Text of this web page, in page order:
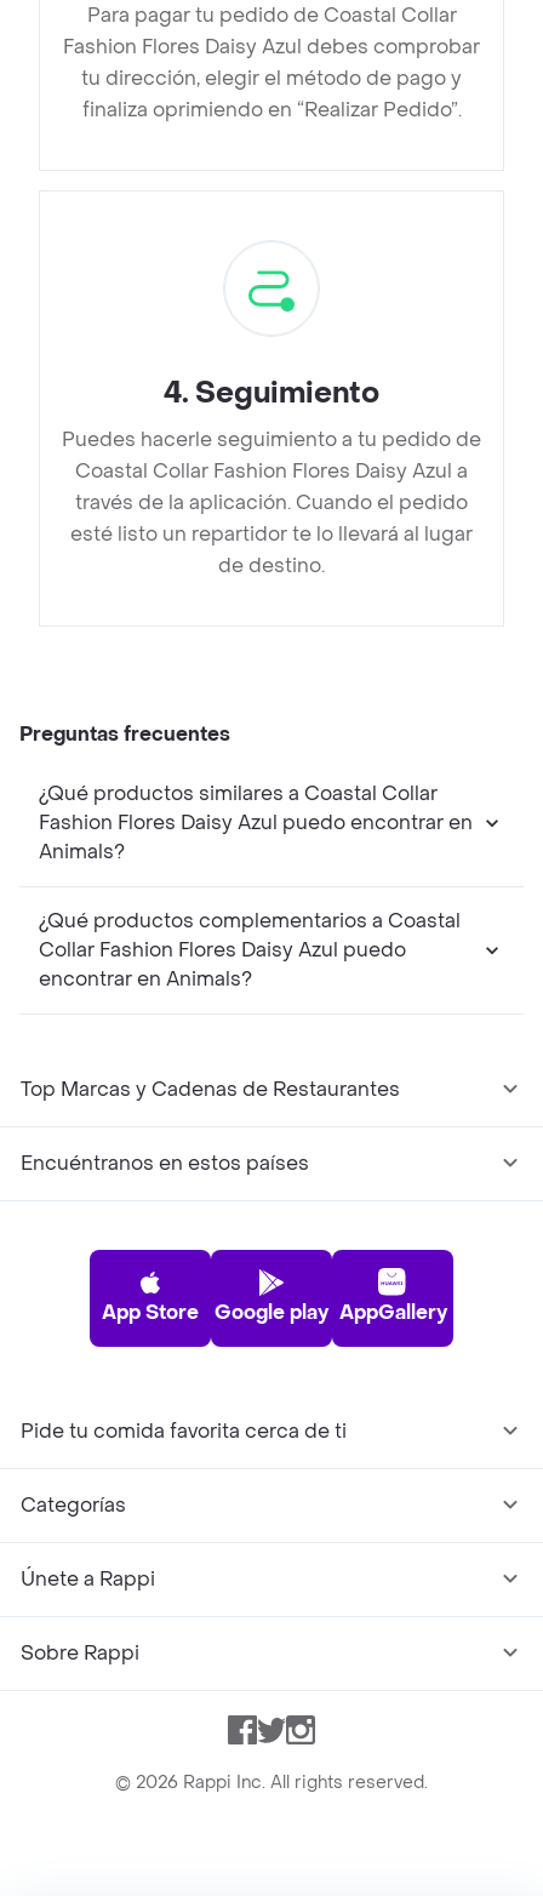
Para pagar tu pedido de Coastal Collar
Fashion Flores Daisy Azul debes comprobar
tu dirección, elegir el método de pago y
finaliza oprimiendo en “Realizar Pedido”.
4. Seguimiento
Puedes hacerle seguimiento a tu pedido de
Coastal Collar Fashion Flores Daisy Azul a
través de la aplicación. Cuando el pedido
esté listo un repartidor te lo llevará al lugar
de destino.
Preguntas frecuentes
¿Qué productos similares a Coastal Collar
Fashion Flores Daisy Azul puedo encontrar en
Animals?
¿Qué productos complementarios a Coastal
Collar Fashion Flores Daisy Azul puedo
encontrar en Animals?
Top Marcas y Cadenas de Restaurantes
Encuéntranos en estos países
App Store Google play AppGallery
Pide tu comida favorita cerca de ti
Categorías
Únete a Rappi
Sobre Rappi
Facebook
TwitterInstagram
© 2026 Rappi Inc. All rights reserved.